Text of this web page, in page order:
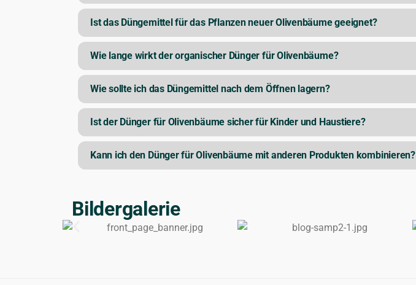
Ist das Düngemittel für das Pflanzen neuer Olivenbäume geeignet?
Wie lange wirkt der organischer Dünger für Olivenbäume?
Wie sollte ich das Düngemittel nach dem Öffnen lagern?
Ist der Dünger für Olivenbäume sicher für Kinder und Haustiere?
Kann ich den Dünger für Olivenbäume mit anderen Produkten kombinieren?
Bildergalerie